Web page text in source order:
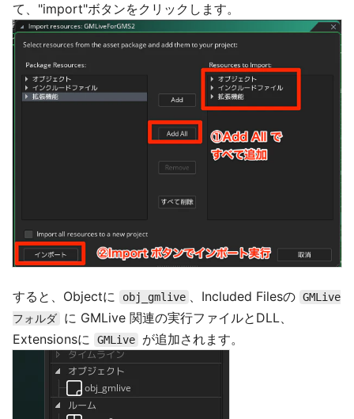
て、"import"ボタンをクリックします。
すると、Objectに obj_gmlive 、Included Filesの GMLive
フォルダ
に GMLive 関連の実行ファイルとDLL、
Extensionsに
GMLive が追加されます。